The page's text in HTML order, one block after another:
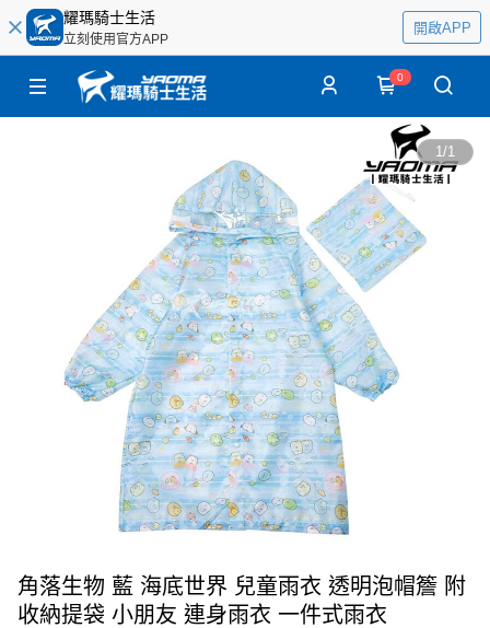
耀瑪騎士生活
立刻使用官方APP
開啟APP
0
1/1
角落生物 藍 海底世界 兒童雨衣 透明泡帽簷 附
收納提袋 小朋友 連身雨衣 一件式雨衣